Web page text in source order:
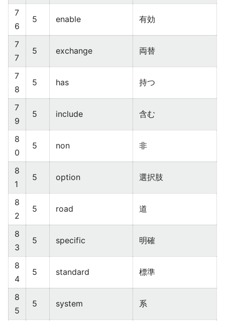
7
6
5 enable 有効
7
7
5 exchange 両替
7
8
5 has 持つ
7
9
5 include 含む
8
0
5 non 非
8
1
5 option 選択肢
8
2
5 road 道
8
3
5 specific 明確
8
4
5 standard 標準
8
5
5 system 系